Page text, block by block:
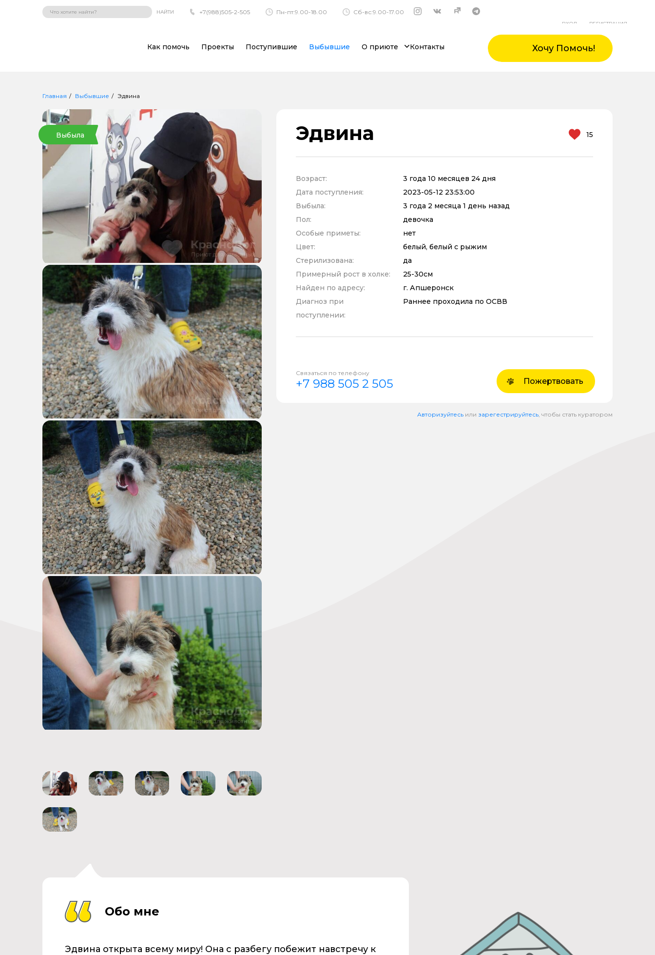
НАЙТИ +7(988)505-2-505 Пн-пт:9.00-18.00 Сб-вс:9.00-17.00
ВХОД РЕГИСТРАЦИЯ
Как помочь Проекты Поступившие Выбывшие О приюте Контакты Хочу Помочь!
Главная Выбывшие Эдвина
Выбыла Эдвина 15
Возраст:
3 года 10 месяцев 24 дня
Дата поступления:
2023-05-12 23:53:00
Выбыла:
3 года 2 месяца 1 день назад
Пол:
девочка
Особые приметы:
нет
Цвет:
белый, белый с рыжим
Стерилизована:
да
Примерный рост в холке:
25-30см
Найден по адресу:
г. Апшеронск
Диагноз при
поступлении:
Раннее проходила по ОСВВ
Связаться по телефону
+7 988 505 2 505 Пожертвовать
Авторизуйтесь или зарегестрируйтесь , чтобы стать куратором
Обо мне
Эдвина открыта всему миру! Она с разбегу побежит навстречу к